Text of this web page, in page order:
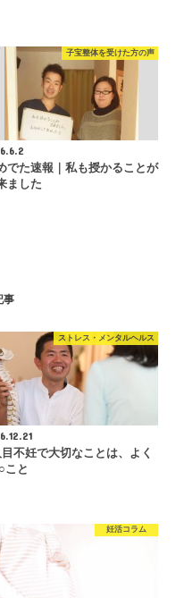
子宝整体を受けた方の声
でた速報｜私も授かることが
ました
事
ストレス・メンタルヘルス
不妊で大切なことは、よく
こと
妊活コラム